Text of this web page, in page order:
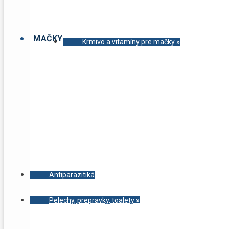
MAČKY Krmivo a vitamíny pre mačky»
Antiparazitiká
Pelechy, prepravky, toalety»